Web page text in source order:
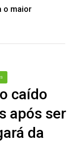
o maior
caído
após ser
da